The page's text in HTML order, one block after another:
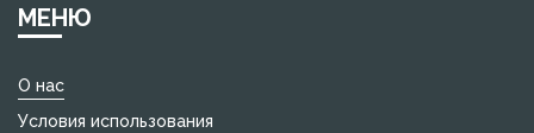
МЕНЮ
О нас
Условия использования